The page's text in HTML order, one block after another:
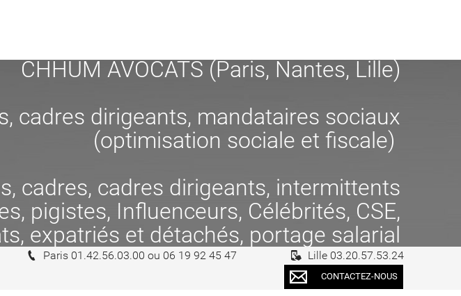
CHHUM AVOCATS (Paris, Nantes, Lille)
cadres dirigeants, mandataires sociaux
(optimisation sociale et fiscale)
cadres, cadres dirigeants, intermittents
pigistes, Influenceurs, Célébrités, CSE,
expatriés et détachés, portage salarial
Paris 01.42.56.03.00 ou 06 19 92 45 47
Lille 03.20.57.53.24
CONTACTEZ-NOUS